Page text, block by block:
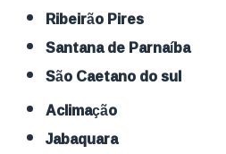
Ribeirão Pires
Santana de Parnaíba
São Caetano do sul
Aclimação
Jabaquara